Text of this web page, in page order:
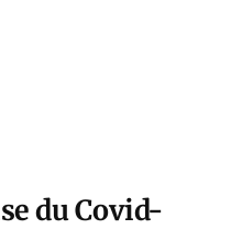
du Covid-